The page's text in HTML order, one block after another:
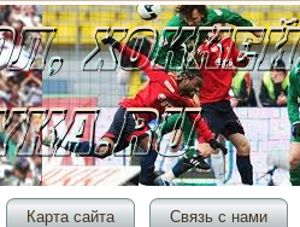
Карта сайта Связь с нами